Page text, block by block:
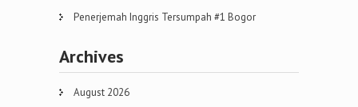
Penerjemah Inggris Tersumpah #1 Bogor
Archives
August 2026